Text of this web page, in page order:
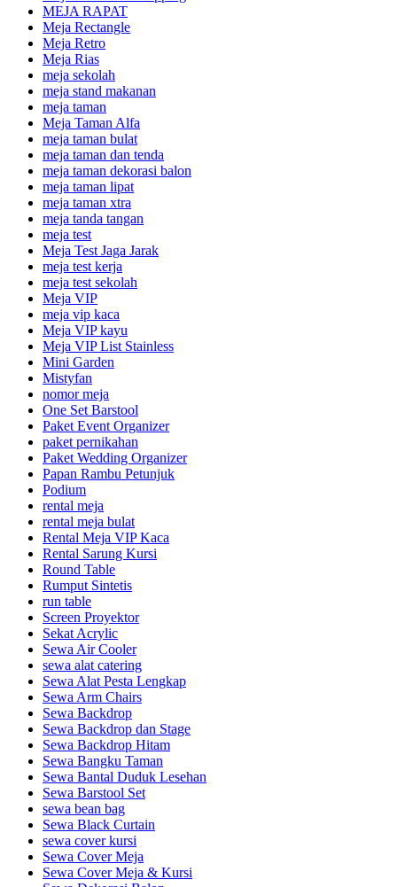
MEJA RAPAT
Meja Rectangle
Meja Retro
Meja Rias
meja sekolah
meja stand makanan
meja taman
Meja Taman Alfa
meja taman bulat
meja taman dan tenda
meja taman dekorasi balon
meja taman lipat
meja taman xtra
meja tanda tangan
meja test
Meja Test Jaga Jarak
meja test kerja
meja test sekolah
Meja VIP
meja vip kaca
Meja VIP kayu
Meja VIP List Stainless
Mini Garden
Mistyfan
nomor meja
One Set Barstool
Paket Event Organizer
paket pernikahan
Paket Wedding Organizer
Papan Rambu Petunjuk
Podium
rental meja
rental meja bulat
Rental Meja VIP Kaca
Rental Sarung Kursi
Round Table
Rumput Sintetis
run table
Screen Proyektor
Sekat Acrylic
Sewa Air Cooler
sewa alat catering
Sewa Alat Pesta Lengkap
Sewa Arm Chairs
Sewa Backdrop
Sewa Backdrop dan Stage
Sewa Backdrop Hitam
Sewa Bangku Taman
Sewa Bantal Duduk Lesehan
Sewa Barstool Set
sewa bean bag
Sewa Black Curtain
sewa cover kursi
Sewa Cover Meja
Sewa Cover Meja & Kursi